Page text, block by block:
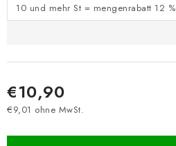
10 und mehr St = mengenrabatt 12 %
€10,90
€9,01 ohne MwSt.